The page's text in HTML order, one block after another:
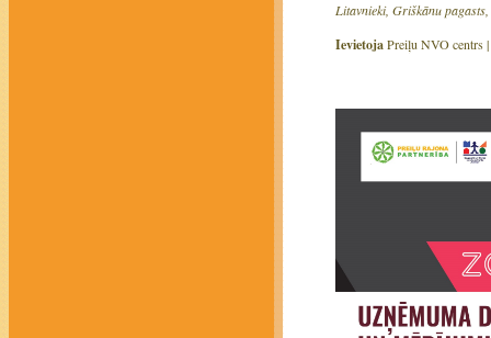
Litavnieki, Griškānu pagasts,
IevietojaPreiļu NVO centrs |